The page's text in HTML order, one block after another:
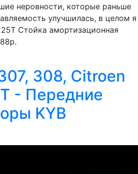
неровности, которые раньше
улучшилась, в целом я
Стойка амортизационная
308, Citroen
- Передние
KYB